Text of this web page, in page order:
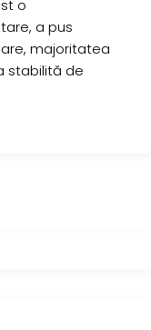
o
a pus
majoritatea
stabilită de